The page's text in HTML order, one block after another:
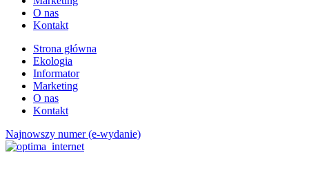
O nas
Kontakt
Strona główna
Ekologia
Informator
Marketing
O nas
Kontakt
Najnowszy numer (e-wydanie)